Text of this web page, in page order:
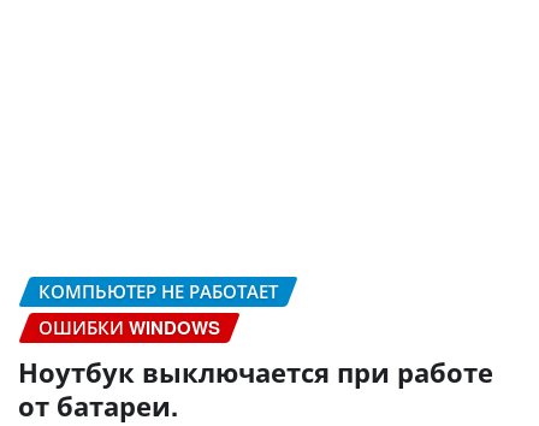
КОМПЬЮТЕР НЕ РАБОТАЕТ
ОШИБКИ WINDOWS
Ноутбук выключается при работе
от батареи.